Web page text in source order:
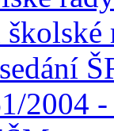
školské
2004